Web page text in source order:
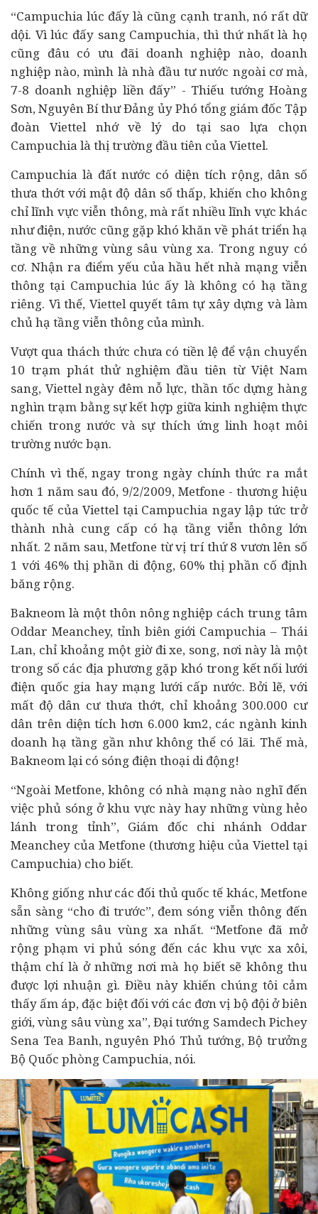
“Campuchia lúc đấy là cũng cạnh tranh, nó rất dữ
dội. Vì lúc đấy sang Campuchia, thì thứ nhất là họ
cũng đâu có ưu đãi doanh nghiệp nào, doanh
nghiệp nào, mình là nhà đầu tư nước ngoài cơ mà,
7-8 doanh nghiệp liền đấy” - Thiếu tướng Hoàng
Sơn, Nguyên Bí thư Đảng ủy Phó tổng giám đốc Tập
đoàn Viettel nhớ về lý do tại sao lựa chọn
Campuchia là thị trường đầu tiên của Viettel.
Campuchia là đất nước có diện tích rộng, dân số
thưa thớt với mật độ dân số thấp, khiến cho không
chỉ lĩnh vực viễn thông, mà rất nhiều lĩnh vực khác
như điện, nước cũng gặp khó khăn về phát triển hạ
tầng về những vùng sâu vùng xa. Trong nguy có
cơ. Nhận ra điểm yếu của hầu hết nhà mạng viễn
thông tại Campuchia lúc ấy là không có hạ tầng
riêng. Vì thế, Viettel quyết tâm tự xây dựng và làm
chủ hạ tầng viễn thông của mình.
Vượt qua thách thức chưa có tiền lệ để vận chuyển
10 trạm phát thử nghiệm đầu tiên từ Việt Nam
sang, Viettel ngày đêm nỗ lực, thần tốc dựng hàng
nghìn trạm bằng sự kết hợp giữa kinh nghiệm thực
chiến trong nước và sự thích ứng linh hoạt môi
trường nước bạn.
Chính vì thế, ngay trong ngày chính thức ra mắt
hơn 1 năm sau đó, 9/2/2009, Metfone - thương hiệu
quốc tế của Viettel tại Campuchia ngay lập tức trở
thành nhà cung cấp có hạ tầng viễn thông lớn
nhất. 2 năm sau, Metfone từ vị trí thứ 8 vươn lên số
1 với 46% thị phần di động, 60% thị phần cố định
băng rộng.
Bakneom là một thôn nông nghiệp cách trung tâm
Oddar Meanchey, tỉnh biên giới Campuchia – Thái
Lan, chỉ khoảng một giờ đi xe, song, nơi này là một
trong số các địa phương gặp khó trong kết nối lưới
điện quốc gia hay mạng lưới cấp nước. Bởi lẽ, với
mất độ dân cư thưa thớt, chỉ khoảng 300.000 cư
dân trên diện tích hơn 6.000 km2, các ngành kinh
doanh hạ tầng gần như không thể có lãi. Thế mà,
Bakneom lại có sóng điện thoại di động!
“Ngoài Metfone, không có nhà mạng nào nghĩ đến
việc phủ sóng ở khu vực này hay những vùng hẻo
lánh trong tỉnh”, Giám đốc chi nhánh Oddar
Meanchey của Metfone (thương hiệu của Viettel tại
Campuchia) cho biết.
Không giống như các đối thủ quốc tế khác, Metfone
sẵn sàng “cho đi trước”, đem sóng viễn thông đến
những vùng sâu vùng xa nhất. “Metfone đã mở
rộng phạm vi phủ sóng đến các khu vực xa xôi,
thậm chí là ở những nơi mà họ biết sẽ không thu
được lợi nhuận gì. Điều này khiến chúng tôi cảm
thấy ấm áp, đặc biệt đối với các đơn vị bộ đội ở biên
giới, vùng sâu vùng xa”, Đại tướng Samdech Pichey
Sena Tea Banh, nguyên Phó Thủ tướng, Bộ trưởng
Bộ Quốc phòng Campuchia, nói.